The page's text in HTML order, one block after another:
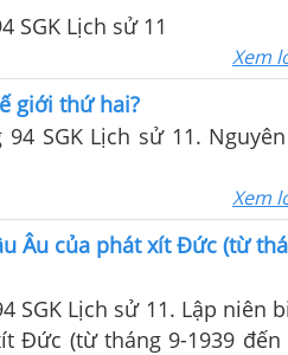
SGK Lịch sử 11
Xem
giới thứ hai?
SGK Lịch sử 11.
Xem
Âu của phát xít Đức (từ
SGK Lịch sử 11. Lập niên
Đức (từ tháng 9-1939 đến